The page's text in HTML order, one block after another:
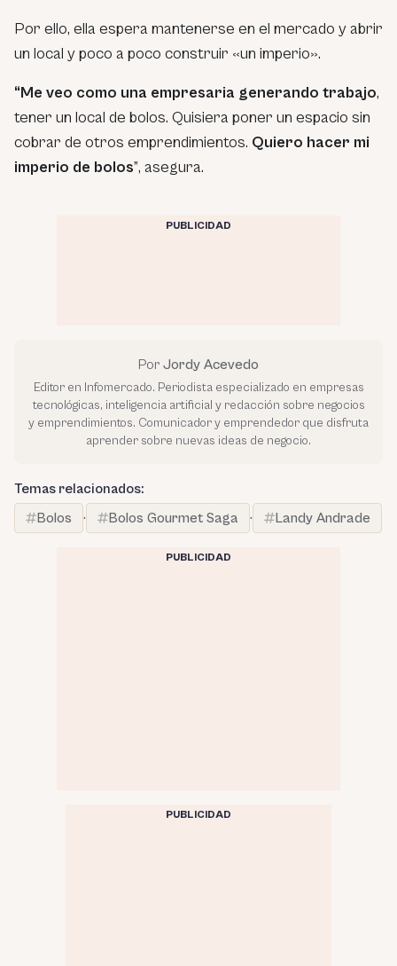
Por ello, ella espera mantenerse en el mercado y abrir
un local y poco a poco construir «un imperio».
“Me veo como una empresaria generando trabajo,
tener un local de bolos. Quisiera poner un espacio sin
cobrar de otros emprendimientos. Quiero hacer mi
imperio de bolos”, asegura.
PUBLICIDAD
Por Jordy Acevedo
Editor en Infomercado. Periodista especializado en empresas
tecnológicas, inteligencia artificial y redacción sobre negocios
y emprendimientos. Comunicador y emprendedor que disfruta
aprender sobre nuevas ideas de negocio.
Temas relacionados:
Bolos
· Bolos Gourmet Saga · Landy Andrade
PUBLICIDAD
PUBLICIDAD